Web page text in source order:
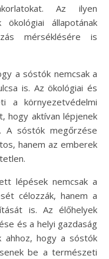
Az ilyen
állapotának
mérséklésére is
a sóstók nemcsak a
is. Az ökológiai és
a környezetvédelmi
hogy aktívan lépjenek
A sóstók megőrzése
hanem az emberek
lépések nemcsak a
célozzák, hanem a
is. Az élőhelyek
és a helyi gazdaság
ahhoz, hogy a sóstók
be a természeti